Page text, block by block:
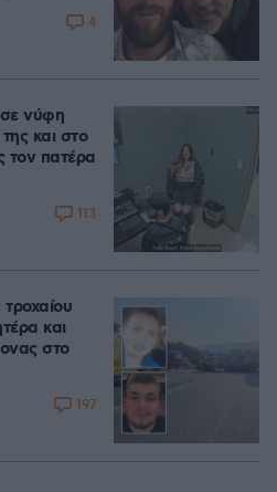
4
νύφη
και στο
τον πατέρα
113
και
στο
197